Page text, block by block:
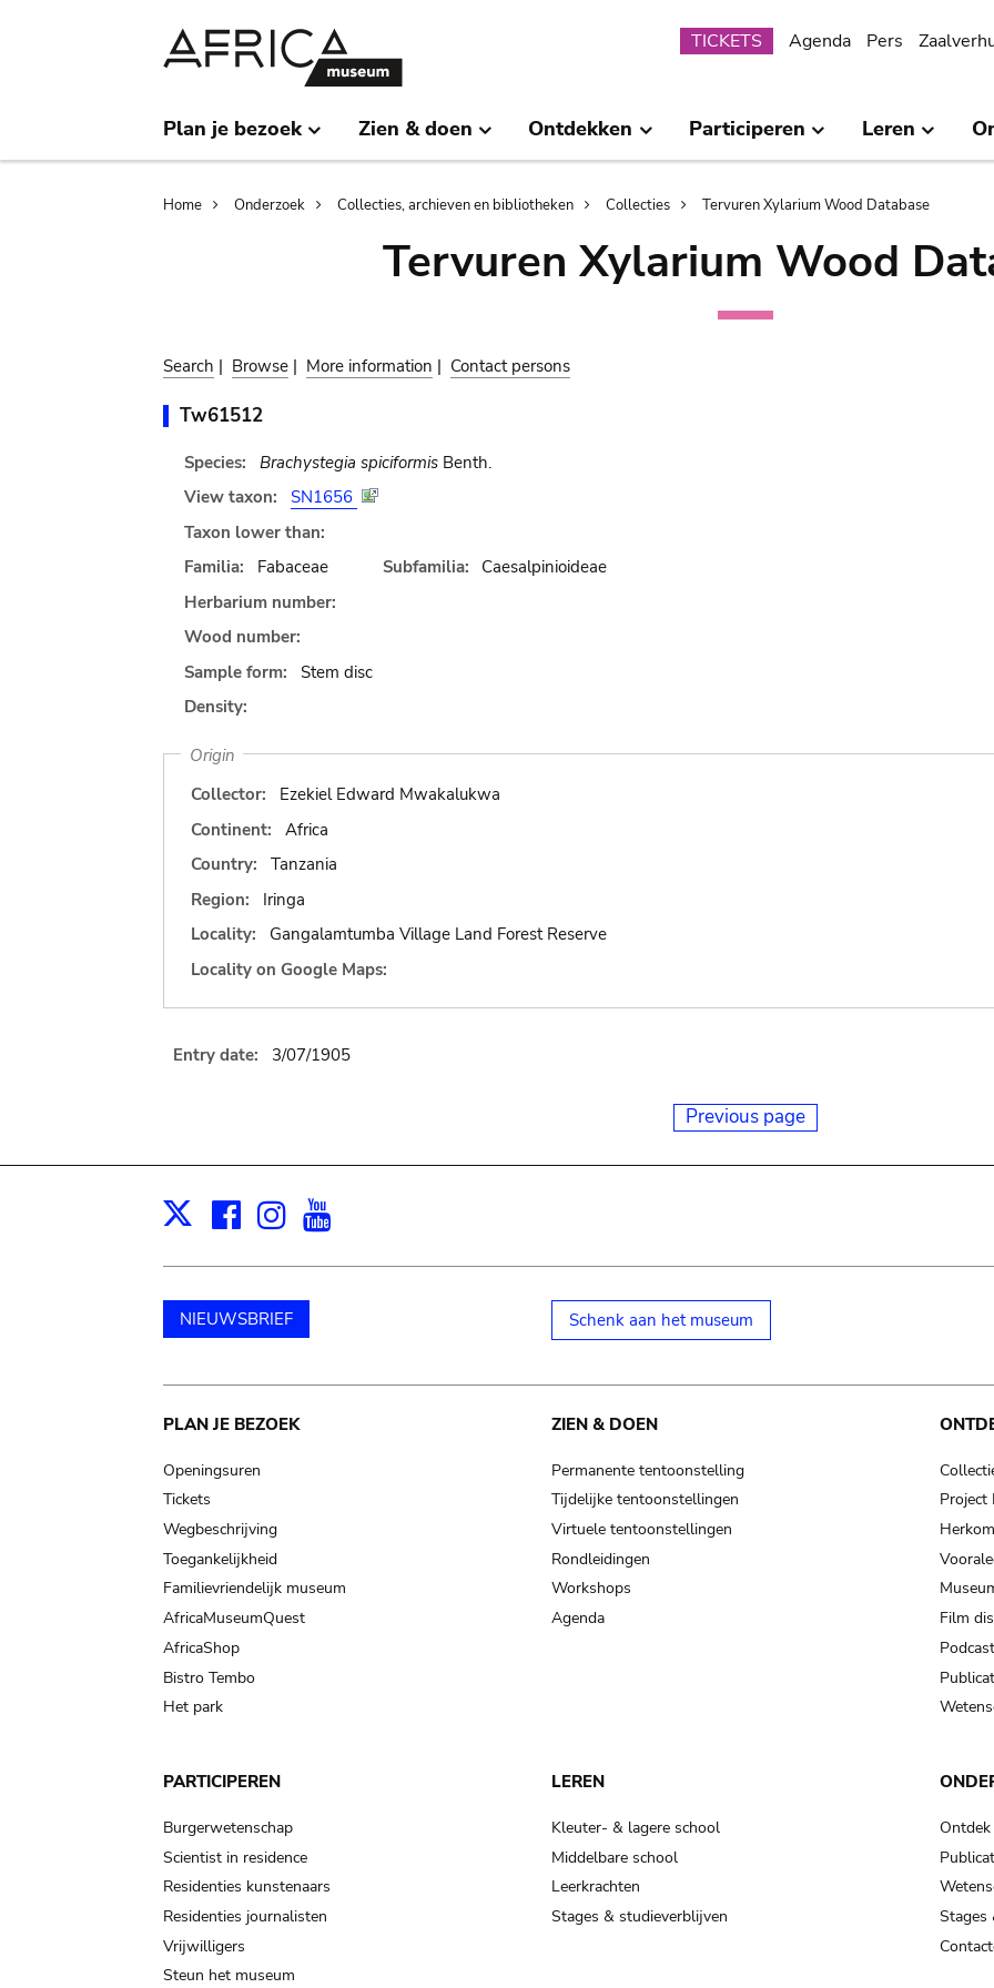
Submenu
TICKETS Agenda Pers
Plan je bezoek Zien & doen Ontdekken Participeren Leren
Breadcrumb
Home Onderzoek Collecties, archieven en bibliotheken Collecties Tervuren Xylarium Wood Database
Tervuren Xylarium Wood
Search | Browse | More information | Contact persons
Tw61512
Species: Brachystegia spiciformisBenth.
View taxon:
SN1656
Taxon lower than:
Familia:
Fabaceae Subfamilia:
Caesalpinioideae
Herbarium number:
Wood number:
Sample form:
Stem disc
Density:
Origin
Collector:
Ezekiel Edward Mwakalukwa
Continent:
Africa
Country:
Tanzania
Region:
Iringa
Locality:
Gangalamtumba Village Land Forest Reserve
Locality on Google Maps:
Entry date: 3/07/1905
Previous page
X Facebook
Instagram
NIEUWSBRIEF Schenk aan het museum
Main
navigation
PLAN JE BEZOEK
Openingsuren
Tickets
Wegbeschrijving
Toegankelijkheid
Familievriendelijk museum
AfricaMuseumQuest
AfricaShop
Bistro Tembo
Het park
ZIEN & DOEN
Permanente tentoonstelling
Tijdelijke tentoonstellingen
Virtuele tentoonstellingen
Rondleidingen
Workshops
Agenda
Project
Film
PARTICIPEREN
Burgerwetenschap
Scientist in residence
Residenties kunstenaars
Residenties journalisten
Vrijwilligers
Steun het museum
LEREN
Kleuter- & lagere school
Middelbare school
Leerkrachten
Stages & studieverblijven
Stages